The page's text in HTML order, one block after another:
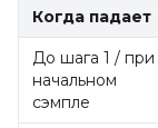
Когда падает
До шага 1 / при
начальном
сэмпле